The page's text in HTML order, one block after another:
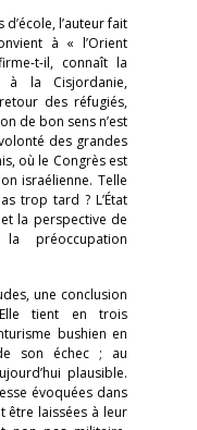
l’auteur fait
à « l’Orient
t-il, connaît la
à la Cisjordanie,
des réfugiés,
de bon sens n’est
des grandes
où le Congrès est
israélienne. Telle
trop tard ? L’État
la perspective de
préoccupation
une conclusion
tient en trois
bushien en
son échec ; au
plausible.
évoquées dans
être laissées à leur